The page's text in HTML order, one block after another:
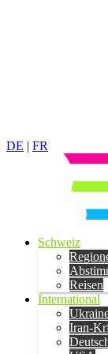
DE | FR
Schweiz
Reisen
International
Iran-